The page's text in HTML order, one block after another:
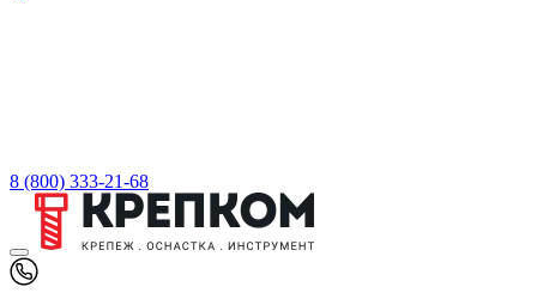
8 (800) 333-21-68